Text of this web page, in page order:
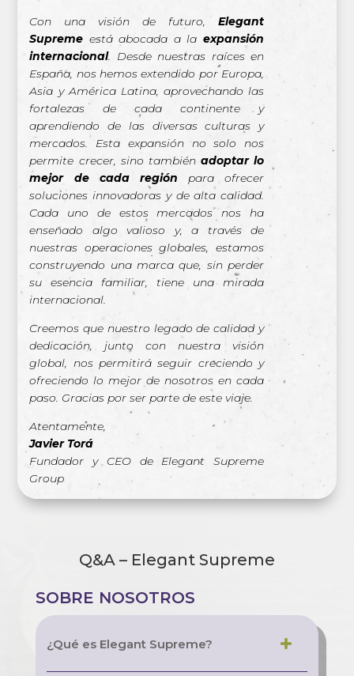
Con una visión de futuro, Elegant
Supreme está abocada a la expansión
internacional. Desde nuestras raíces en
España, nos hemos extendido por Europa,
Asia y América Latina, aprovechando las
fortalezas de cada continente y
aprendiendo de las diversas culturas y
mercados. Esta expansión no solo nos
permite crecer, sino también adoptar lo
mejor de cada región para ofrecer
soluciones innovadoras y de alta calidad.
Cada uno de estos mercados nos ha
enseñado algo valioso y, a través de
nuestras operaciones globales, estamos
construyendo una marca que, sin perder
su esencia familiar, tiene una mirada
internacional.
Creemos que nuestro legado de calidad y
dedicación, junto con nuestra visión
global, nos permitirá seguir creciendo y
ofreciendo lo mejor de nosotros en cada
paso. Gracias por ser parte de este viaje.
Atentamente,
Javier Torá
Fundador y CEO de Elegant Supreme
Group
Q&A – Elegant Supreme
SOBRE NOSOTROS
¿Qué es Elegant Supreme?